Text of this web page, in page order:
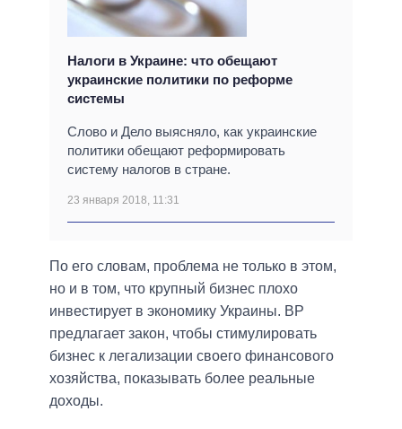
Налоги в Украине: что обещают
украинские политики по реформе
системы
Слово и Дело выясняло, как украинские
политики обещают реформировать
систему налогов в стране.
23 января 2018, 11:31
По его словам, проблема не только в этом,
но и в том, что крупный бизнес плохо
инвестирует в экономику Украины. ВР
предлагает закон, чтобы стимулировать
бизнес к легализации своего финансового
хозяйства, показывать более реальные
доходы.